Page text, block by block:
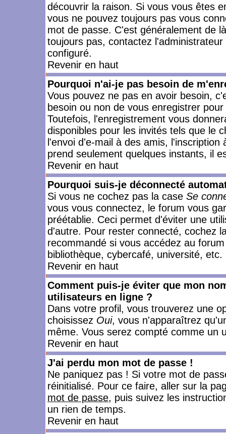
découvrir la raison. Si vous vous êtes
vous ne pouvez toujours pas vous
mot de passe. C'est généralement de
toujours pas, contactez
configuré.
Revenir en haut
Pourquoi n'ai-je pas besoin de
Vous pouvez ne pas en avoir besoin,
besoin ou non de vous enregistrer
Toutefois, l'enregistrement vous
disponibles pour les invités tels que le
l'envoi d'e-mail à des amis,
prend seulement quelques instants, il
Revenir en haut
Pourquoi suis-je déconnecté
Si vous ne cochez pas la case Se
vous vous connectez, le forum vous
préétablie. Ceci permet d'éviter une
d'autre. Pour rester connecté, cochez
recommandé si vous accédez au
bibliothèque, cybercafé, université, etc.
Revenir en haut
Comment puis-je éviter que mon
utilisateurs en ligne ?
Dans votre profil, vous trouverez une
choisissez Oui, vous n'apparaîtrez
même. Vous serez compté comme un
Revenir en haut
J'ai perdu mon mot de passe !
Ne paniquez pas ! Si votre mot de
réinitialisé. Pour ce faire, aller sur la
mot de passe, puis suivez les
un rien de temps.
Revenir en haut